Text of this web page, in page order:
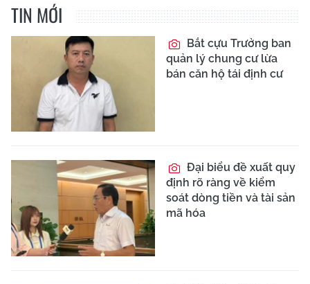
TIN MỚI
Bắt cựu Trưởng ban
quản lý chung cư lừa
bán căn hộ tái định cư
Đại biểu đề xuất quy
định rõ ràng về kiểm
soát dòng tiền và tài sản
mã hóa